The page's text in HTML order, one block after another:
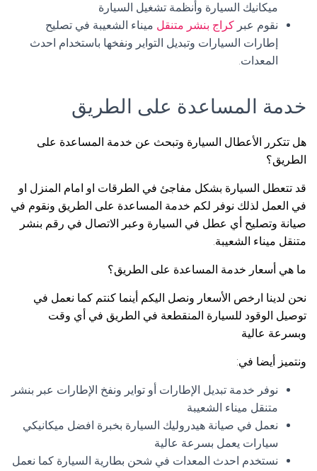
ميكانيك السيارة وأنظمة تشغيل السيارة
نقوم عبر كراج بنشر متنقل ميناء الشعيبة في تصليح
إطارات السيارات وتبديل التواير ونفخها باستخدام احدث
المعدات.
خدمة المساعدة على الطريق
هل تتكرر الأعطال السيارة وتبحث عن خدمة المساعدة على
الطريق؟
قد تتعطل السيارة بشكل مفاجئ في الطرقات او امام المنزل او
في العمل لذلك نوفر لكم خدمة المساعدة على الطريق ونقوم في
صيانة وتصليح أي عطل في السيارة وعبر الاتصال في رقم بنشر
متنقل ميناء الشعيبة.
ما هي أسعار خدمة المساعدة على الطريق؟
نحن لدينا ارخص الأسعار ونصل اليكم أينما كنتم كما نعمل في
توصيل الوقود للسيارة المنقطعة في الطريق في أي وقت
وبسرعة عالية
ونتميز أيضا في:
نوفر خدمة تبديل الإطارات أو تواير ونفخ الإطارات عبر بنشر
متنقل ميناء الشعيبة
نعمل في صيانة هيدروليك السيارة بخبرة افضل ميكانيكي
سيارات يعمل بسرعة عالية
نستخدم احدث المعدات في شحن بطارية السيارة كما نعمل